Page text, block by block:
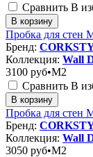
Сравнить В
В корзину
Пробка для стен
Бренд:
Коллекция: Wall
3100 руб•M2
Сравнить В
В корзину
Пробка для стен
Бренд:
Коллекция: Wall
3050 руб•M2